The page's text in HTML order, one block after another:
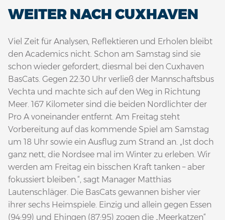
WEITER NACH CUXHAVEN
Viel Zeit für Analysen, Reflektieren und Erholen bleibt
den Academics nicht. Schon am Samstag sind sie
schon wieder gefordert, diesmal bei den Cuxhaven
BasCats. Gegen 22:30 Uhr verließ der Mannschaftsbus
Vechta und machte sich auf den Weg in Richtung
Meer. 167 Kilometer sind die beiden Nordlichter der
Pro A voneinander entfernt. Am Freitag steht
Vorbereitung auf das kommende Spiel am Samstag
um 18 Uhr sowie ein Ausflug zum Strand an. „Ist doch
ganz nett, die Nordsee mal im Winter zu erleben. Wir
werden am Freitag ein bisschen Kraft tanken – aber
fokussiert bleiben.“, sagt Manager Matthias
Lautenschläger. Die BasCats gewannen bisher vier
ihrer sechs Heimspiele. Einzig und allein gegen Essen
(94:99) und Ehingen (87:95) zogen die „Meerkatzen“